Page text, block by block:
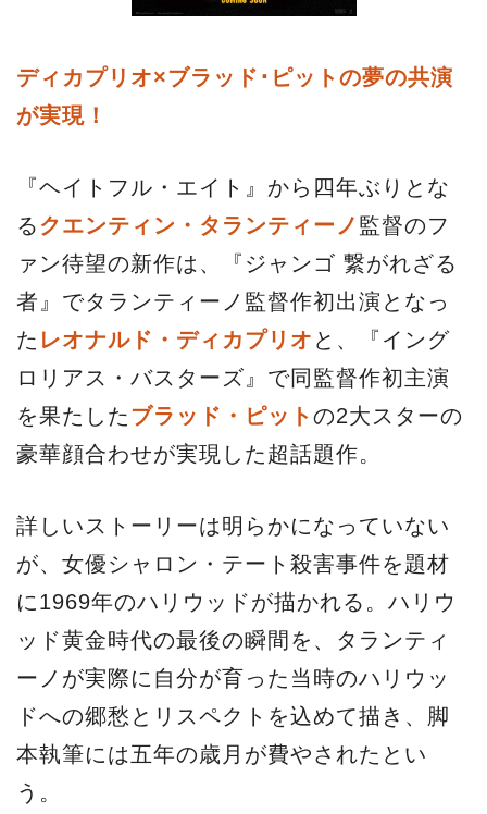
ディカプリオ×ブラッド･ピットの夢の共演
が実現！
『ヘイトフル・エイト』から四年ぶりとな
るクエンティン・タランティーノ 監督のフ
ァン待望の新作は、『ジャンゴ 繋がれざる
者』でタランティーノ監督作初出演となっ
た レオナルド・ディカプリオ と、『イング
ロリアス・バスターズ』で同監督作初主演
を果たしたブラッド・ピット の2大スターの
豪華顔合わせが実現した超話題作。
詳しいストーリーは明らかになっていない
が、女優シャロン・テート殺害事件を題材
に1969年のハリウッドが描かれる。ハリウ
ッド黄金時代の最後の瞬間を、タランティ
ーノが実際に自分が育った当時のハリウッ
ドへの郷愁とリスペクトを込めて描き、脚
本執筆には五年の歳月が費やされたとい
う。